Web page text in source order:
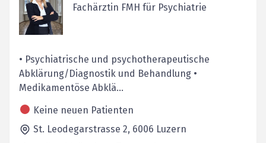
Fachärztin FMH für Psychiatrie
• Psychiatrische und psychotherapeutische
Abklärung/Diagnostik und Behandlung •
Medikamentöse Abklä...
Keine neuen Patienten
St. Leodegarstrasse 2, 6006 Luzern